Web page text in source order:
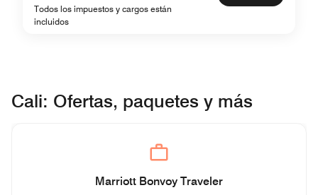
Todos los impuestos y cargos están
incluidos
Cali: Ofertas, paquetes y más
Marriott Bonvoy Traveler